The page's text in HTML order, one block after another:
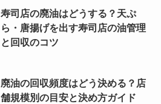
寿司店の廃油はどうする？天ぷ
ら・唐揚げを出す寿司店の油管理
と回収のコツ
廃油の回収頻度はどう決める？店
舗規模別の目安と決め方ガイド